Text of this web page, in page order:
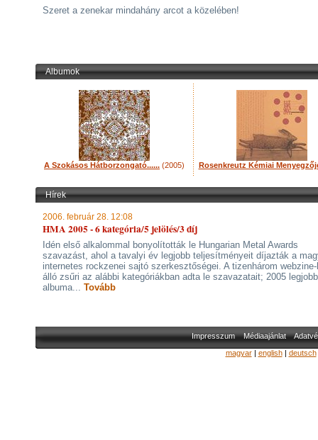
Szeret a zenekar mindahány arcot a közelében!
Albumok
A Szokásos Hátborzongató...... (2005) Rosenkreutz Kémiai
Hírek
2006. február 28. 12:08
HMA 2005 - 6 kategória/5 jelölés/3 díj
Idén első alkalommal bonyolították le Hungarian Metal Awards
szavazást, ahol a tavalyi év legjobb teljesítményeit díjazták a
internetes rockzenei sajtó szerkesztőségei. A tizenhárom
álló zsűri az alábbi kategóriákban adta le szavazatait; 2005 legjobb
albuma... Tovább
Impresszum Médiaajánlat
magyar| english| deutsch